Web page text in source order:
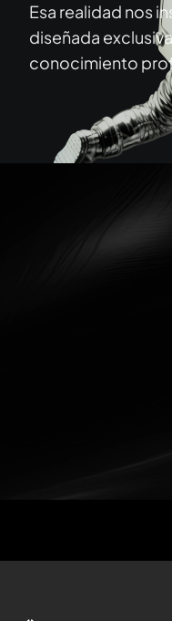
Esa realidad nos
diseñada
conocimiento